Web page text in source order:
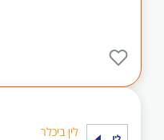
לין ביכלר